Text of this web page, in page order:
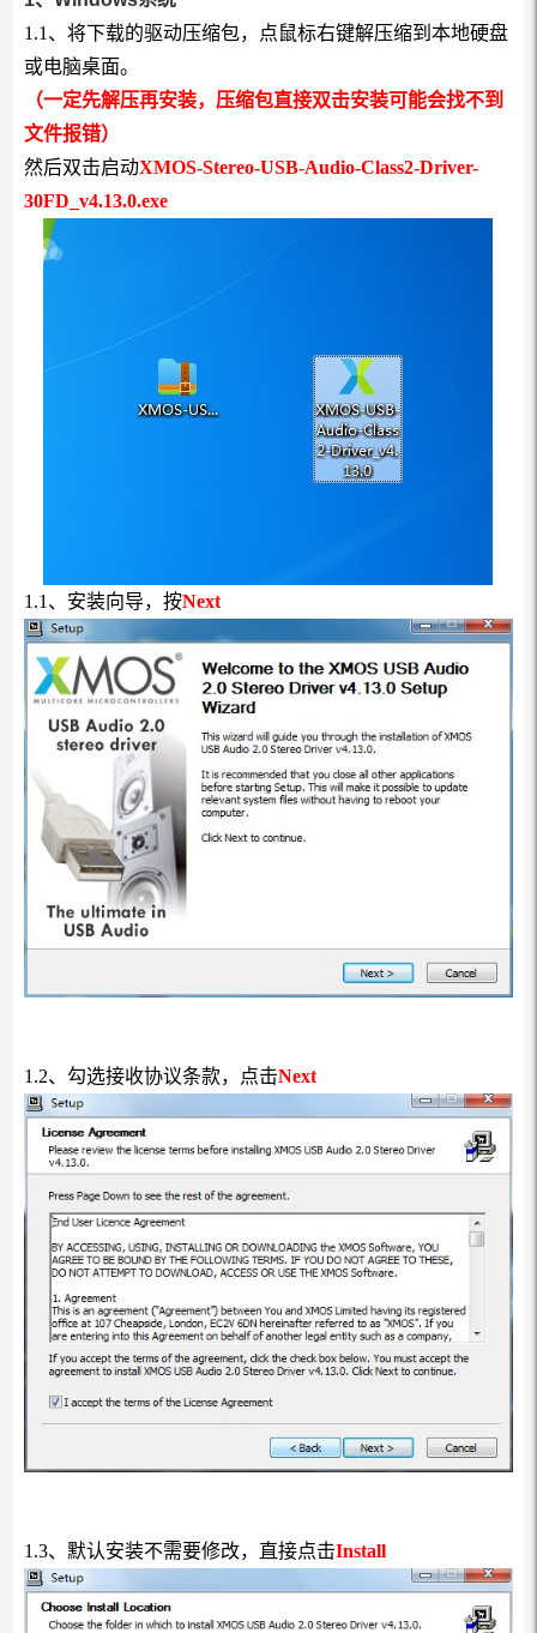
1.1、将下载的驱动压缩包，点鼠标右键解压缩到本地硬盘
或电脑桌面。
（一定先解压再安装，压缩包直接双击安装可能会找不到
文件报错）
然后双击启动XMOS-Stereo-USB-Audio-Class2-Driver-
30FD_v4.13.0.exe
1.1、安装向导，按Next
1.2、勾选接收协议条款，点击Next
1.3、默认安装不需要修改，直接点击Install